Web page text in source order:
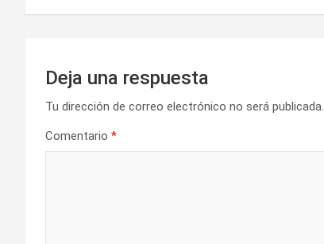
Deja una respuesta
Tu dirección de correo electrónico no será publicada.
Comentario *